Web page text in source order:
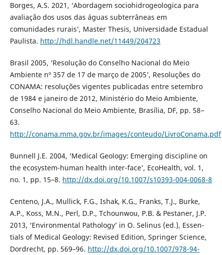
Borges, A.S. 2021, ‘Abordagem sociohidrogeologica para
avaliação dos usos das águas subterrâneas em
comunidades rurais’, Master Thesis, Universidade Estadual
Paulista. http://hdl.handle.net/11449/204723
Brasil 2005, ‘Resolução do Conselho Nacional do Meio
Ambiente nº 357 de 17 de março de 2005’, Resoluções do
CONAMA: resoluções vigentes publicadas entre setembro
de 1984 e janeiro de 2012, Ministério do Meio Ambiente,
Conselho Nacional do Meio Ambiente, Brasília, DF, pp. 58–
63.
http://conama.mma.gov.br/images/conteudo/LivroConama.pdf
Bunnell J.E. 2004, ‘Medical Geology: Emerging discipline on
the ecosystem-human health inter-face’, EcoHealth, vol. 1,
no. 1, pp. 15–8. http://dx.doi.org/10.1007/s10393-004-0068-8
Centeno, J.A., Mullick, F.G., Ishak, K.G., Franks, T.J., Burke,
A.P., Koss, M.N., Perl, D.P., Tchounwou, P.B. & Pestaner, J.P.
2013, ‘Environmental Pathology’ in O. Selinus (ed.), Essen-
tials of Medical Geology: Revised Edition, Springer Science,
Dordrecht, pp. 569–96. http://dx.doi.org/10.1007/978-94-